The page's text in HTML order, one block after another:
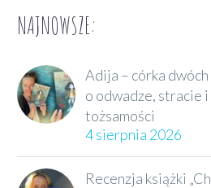
NAJNOWSZE:
Adija – córka
o odwadze, stracie
tożsamości
4 sierpnia 2026
Recenzja książki